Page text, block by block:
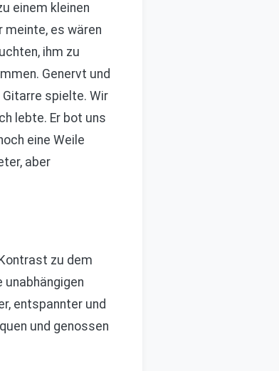
einem kleinen
es wären
ihm zu
Genervt und
spielte. Wir
lebte. Er bot uns
eine Weile
aber
zu dem
unabhängigen
entspannter und
und genossen